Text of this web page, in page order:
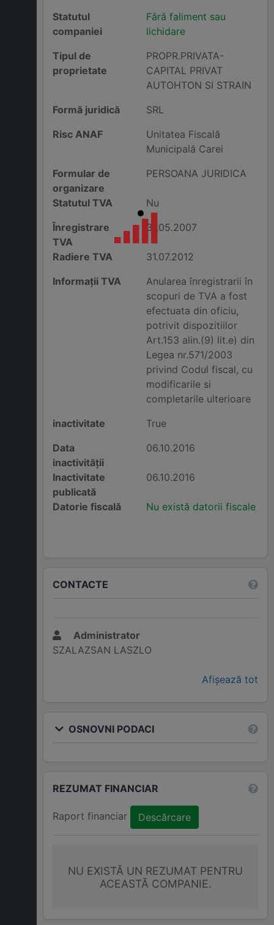
Statutul
companiei
Fără faliment sau
lichidare
Tipul de
proprietate
PROPR.PRIVATA-
CAPITAL PRIVAT
AUTOHTON SI STRAIN
Formă juridică
SRL
Risc ANAF
Unitatea Fiscală
Municipală Carei
Formular de
organizare
PERSOANA JURIDICA
Statutul TVA
Nu
Înregistrare
TVA
31.05.2007
Radiere TVA
31.07.2012
Informații TVA
Anularea înregistrarii în
scopuri de TVA a fost
efectuata din oficiu,
potrivit dispozitiilor
Art.153 alin.(9) lit.e) din
Legea nr.571/2003
privind Codul fiscal, cu
modificarile si
completarile ulterioare
inactivitate
True
Data
inactivității
06.10.2016
Inactivitate
publicată
06.10.2016
Datorie fiscală Nu există datorii fiscale
CONTACTE
Administrator
SZALAZSAN LASZLO
Afișează tot
OSNOVNI PODACI
REZUMAT FINANCIAR
Raport financiar Descărcare
NU EXISTĂ UN REZUMAT PENTRU
ACEASTĂ COMPANIE.